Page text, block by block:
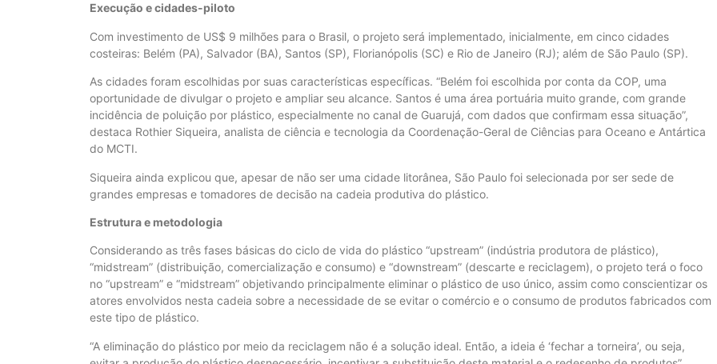
Execução e cidades-piloto
Com investimento de US$ 9 milhões para o Brasil, o projeto será implementado, inicialmente, em cinco cidades
costeiras: Belém (PA), Salvador (BA), Santos (SP), Florianópolis (SC) e Rio de Janeiro (RJ); além de São Paulo (SP).
As cidades foram escolhidas por suas características específicas. “Belém foi escolhida por conta da COP, uma
oportunidade de divulgar o projeto e ampliar seu alcance. Santos é uma área portuária muito grande, com grande
incidência de poluição por plástico, especialmente no canal de Guarujá, com dados que confirmam essa situação”,
destaca Rothier Siqueira, analista de ciência e tecnologia da Coordenação-Geral de Ciências para Oceano e Antártica
do MCTI.
Siqueira ainda explicou que, apesar de não ser uma cidade litorânea, São Paulo foi selecionada por ser sede de
grandes empresas e tomadores de decisão na cadeia produtiva do plástico.
Estrutura e metodologia
Considerando as três fases básicas do ciclo de vida do plástico “upstream” (indústria produtora de plástico),
“midstream” (distribuição, comercialização e consumo) e “downstream” (descarte e reciclagem), o projeto terá o foco
no “upstream” e “midstream” objetivando principalmente eliminar o plástico de uso único, assim como conscientizar os
atores envolvidos nesta cadeia sobre a necessidade de se evitar o comércio e o consumo de produtos fabricados com
este tipo de plástico.
“A eliminação do plástico por meio da reciclagem não é a solução ideal. Então, a ideia é ‘fechar a torneira’, ou seja,